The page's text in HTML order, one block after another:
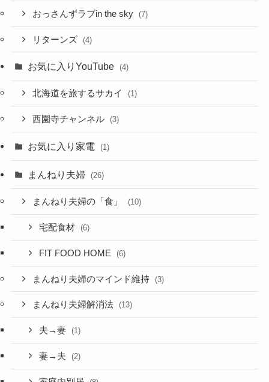
おっさんずラブin the sky (7)
リターンズ (4)
お気に入りYouTube (4)
北海道を旅するサカイ (1)
西園寺チャンネル (3)
お気に入り家電 (1)
まんねり夫婦 (26)
まんねり夫婦の「食」 (10)
宅配食材 (6)
FIT FOOD HOME (6)
まんねり夫婦のマインド維持 (3)
まんねり夫婦解消法 (13)
夫→妻 (1)
妻→夫 (2)